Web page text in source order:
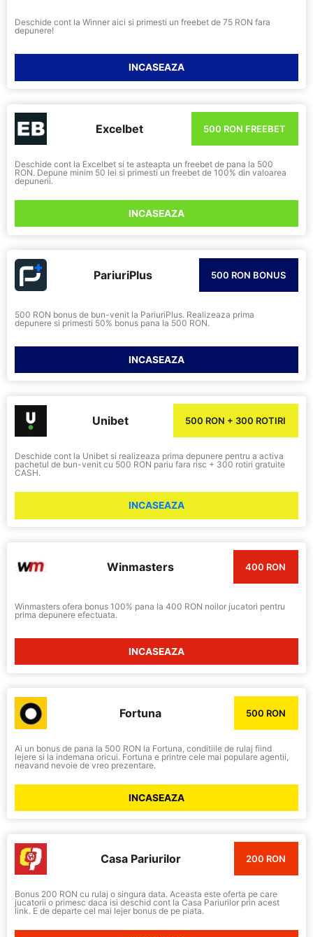
Deschide cont la Winner aici si primesti un freebet de 75 RON fara
depunere!
INCASEAZA
Excelbet 500 RON FREEBET
Deschide cont la Excelbet si te asteapta un freebet de pana la 500
RON. Depune minim 50 lei si primesti un freebet de 100% din valoarea
depunerii.
INCASEAZA
PariuriPlus 500 RON BONUS
500 RON bonus de bun-venit la PariuriPlus. Realizeaza prima
depunere si primesti 50% bonus pana la 500 RON.
INCASEAZA
Unibet 500 RON + 300 ROTIRI
Deschide cont la Unibet si realizeaza prima depunere pentru a activa
pachetul de bun-venit cu 500 RON pariu fara risc + 300 rotiri gratuite
CASH.
INCASEAZA
Winmasters 400 RON
Winmasters ofera bonus 100% pana la 400 RON noilor jucatori pentru
prima depunere efectuata.
INCASEAZA
Fortuna 500 RON
Ai un bonus de pana la 500 RON la Fortuna, conditiile de rulaj fiind
lejere si la indemana oricui. Fortuna e printre cele mai populare agentii,
neavand nevoie de vreo prezentare.
INCASEAZA
Casa Pariurilor 200 RON
Bonus 200 RON cu rulaj o singura data. Aceasta este oferta pe care
jucatorii o primesc daca isi deschid cont la Casa Pariurilor prin acest
link. E de departe cel mai lejer bonus de pe piata.